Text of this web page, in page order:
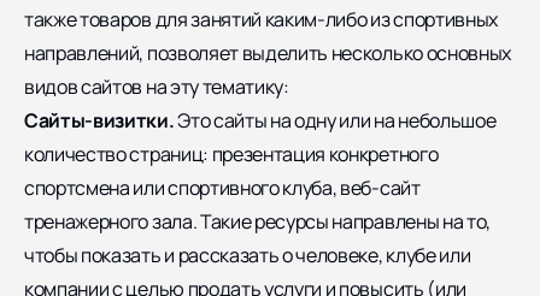
также товаров для занятий каким-либо из спортивных
направлений, позволяет выделить несколько основных
видов сайтов на эту тематику:
Сайты-визитки.Это сайты на одну или на небольшое
количество страниц: презентация конкретного
спортсмена или спортивного клуба, веб-сайт
тренажерного зала. Такие ресурсы направлены на то,
чтобы показать и рассказать о человеке, клубе или
компании с целью продать услуги и повысить (или